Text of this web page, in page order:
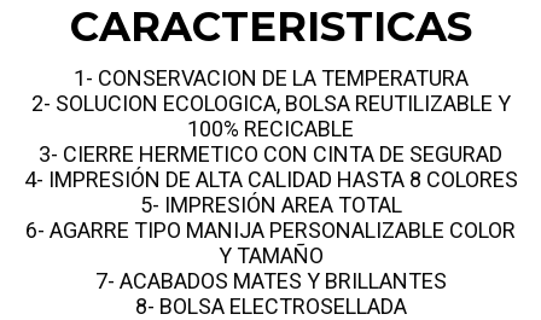
CARACTERISTICAS
1- CONSERVACION DE LA TEMPERATURA
2- SOLUCION ECOLOGICA, BOLSA REUTILIZABLE Y
100% RECICABLE
3- CIERRE HERMETICO CON CINTA DE SEGURAD
4- IMPRESIÓN DE ALTA CALIDAD HASTA 8 COLORES
5- IMPRESIÓN AREA TOTAL
6- AGARRE TIPO MANIJA PERSONALIZABLE COLOR
Y TAMAÑO
7- ACABADOS MATES Y BRILLANTES
8- BOLSA ELECTROSELLADA